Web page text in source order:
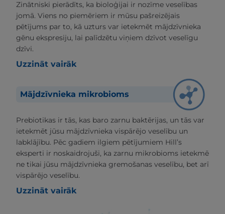
Zinātniski pierādīts, ka bioloģijai ir nozīme veselības
jomā. Viens no piemēriem ir mūsu pašreizējais
pētījums par to, kā uzturs var ietekmēt mājdzīvnieka
gēnu ekspresiju, lai palīdzētu viņiem dzīvot veselīgu
dzīvi.
Uzzināt vairāk
Mājdzīvnieka mikrobioms
Prebiotikas ir tās, kas baro zarnu baktērijas, un tās var
ietekmēt jūsu mājdzīvnieka vispārējo veselību un
labklājību. Pēc gadiem ilgiem pētījumiem Hill’s
eksperti ir noskaidrojuši, ka zarnu mikrobioms ietekmē
ne tikai jūsu mājdzīvnieka gremošanas veselību, bet arī
vispārējo veselību.
Uzzināt vairāk